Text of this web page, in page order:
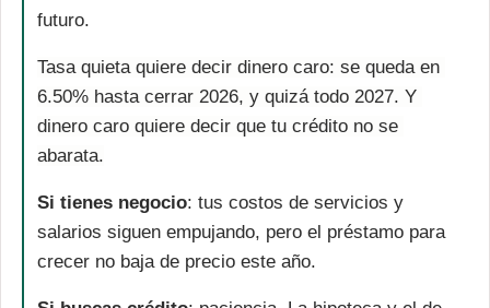
futuro.
Tasa quieta quiere decir dinero caro: se queda en
6.50% hasta cerrar 2026, y quizá todo 2027. Y
dinero caro quiere decir que tu crédito no se
abarata.
Si tienes negocio: tus costos de servicios y
salarios siguen empujando, pero el préstamo para
crecer no baja de precio este año.